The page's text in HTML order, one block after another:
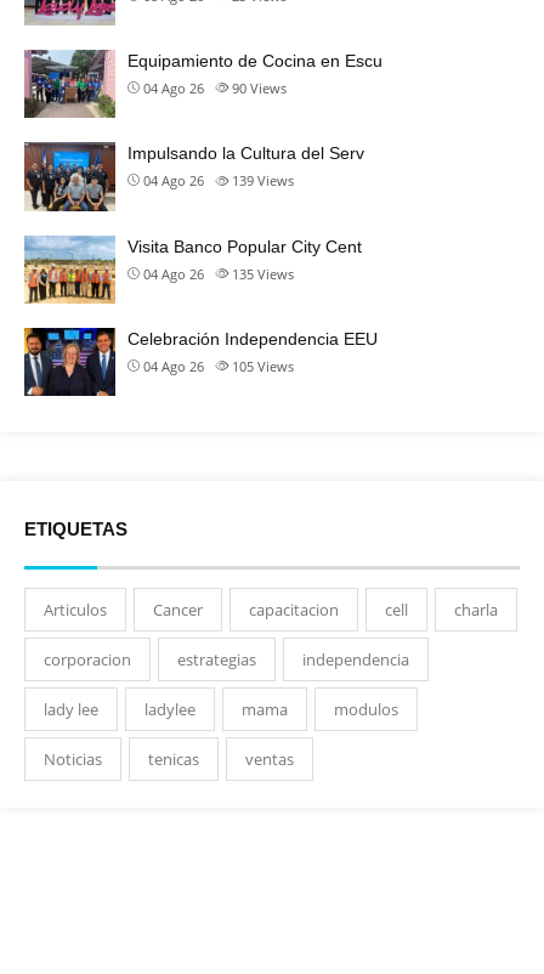
Equipamiento de Cocina en Escu
04 Ago 26 90 Views
Impulsando la Cultura del Serv
04 Ago 26 139 Views
Visita Banco Popular City Cent
04 Ago 26 135 Views
Celebración Independencia EEU
04 Ago 26 105 Views
ETIQUETAS
Articulos Cancer capacitacion cell charla
corporacion estrategias independencia
lady lee ladylee mama modulos
Noticias tenicas ventas